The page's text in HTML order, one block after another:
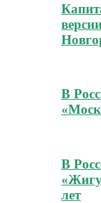
В
В
лет